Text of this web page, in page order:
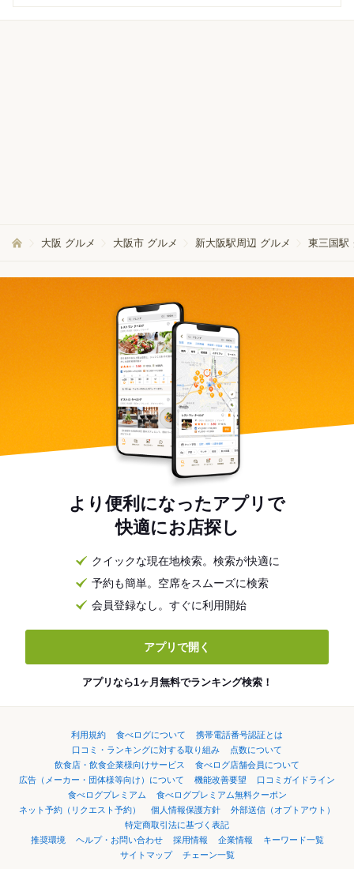
大阪 グルメ 大阪市 グルメ 新大阪駅周辺 グルメ 東三国駅
より便利になったアプリで
快適にお店探し
クイックな現在地検索。検索が快適に
予約も簡単。空席をスムーズに検索
会員登録なし。すぐに利用開始
アプリで開く
アプリなら1ヶ月無料でランキング検索！
利用規約 食べログについて
携帯電話番号認証とは
口コミ・ランキングに対する取り組み
点数について
飲食店・飲食企業様向けサービス
食べログ店舗会員について
広告（メーカー・団体様等向け）について
機能改善要望
口コミガイドライン
食べログプレミアム
食べログプレミアム無料クーポン
ネット予約（リクエスト予約）
個人情報保護方針
外部送信（オプトアウト）
特定商取引法に基づく表記
推奨環境
ヘルプ・お問い合わせ 採用情報 企業情報
キーワード一覧
サイトマップ
チェーン一覧